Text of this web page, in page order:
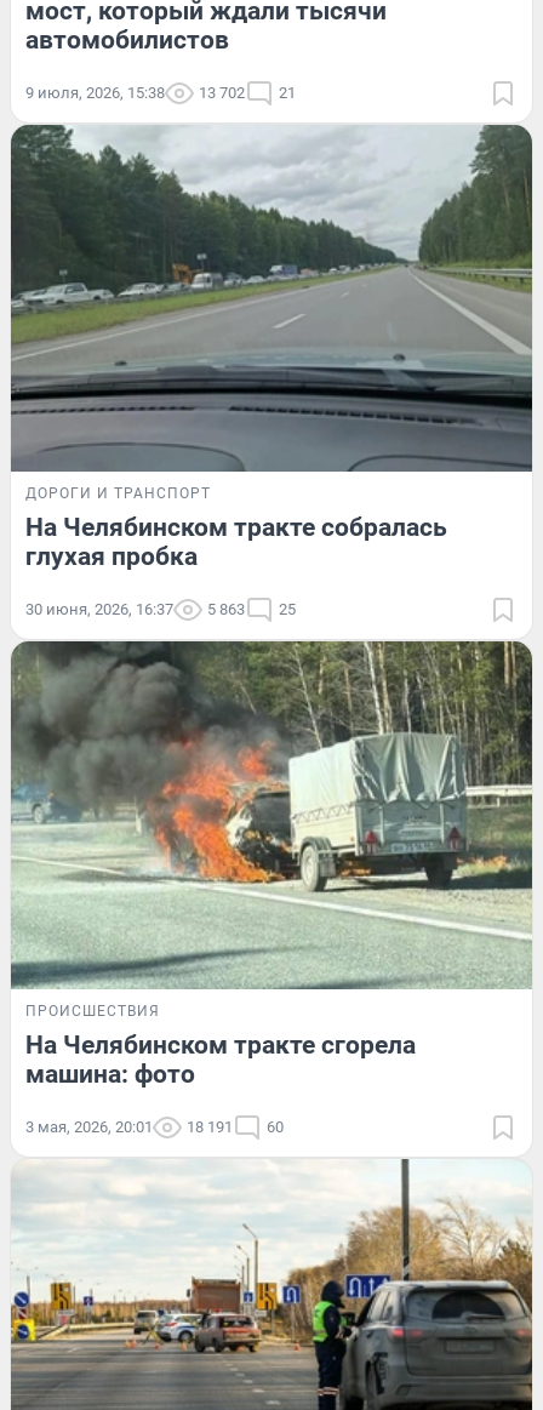
мост, который ждали тысячи
автомобилистов
9 июля, 2026, 15:38 13 702 21
ДОРОГИ И ТРАНСПОРТ
На Челябинском тракте собралась
глухая пробка
30 июня, 2026, 16:37 5 863 25
ПРОИСШЕСТВИЯ
На Челябинском тракте сгорела
машина: фото
3 мая, 2026, 20:01 18 191 60